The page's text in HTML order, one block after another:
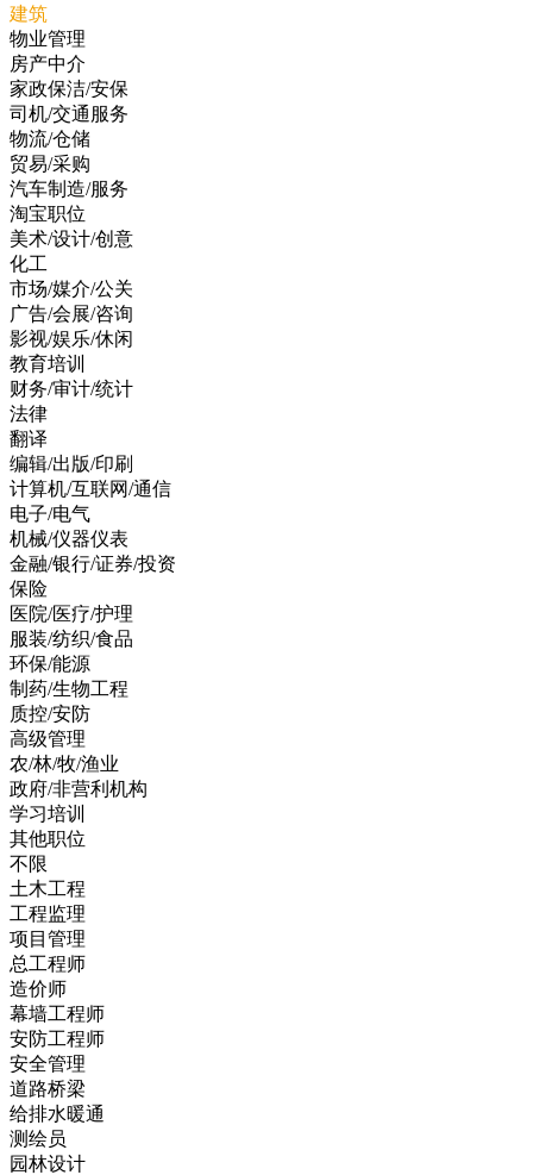
建筑
物业管理
房产中介
家政保洁/安保
司机/交通服务
物流/仓储
贸易/采购
汽车制造/服务
淘宝职位
美术/设计/创意
化工
市场/媒介/公关
广告/会展/咨询
影视/娱乐/休闲
教育培训
财务/审计/统计
法律
翻译
编辑/出版/印刷
计算机/互联网/通信
电子/电气
机械/仪器仪表
金融/银行/证券/投资
保险
医院/医疗/护理
服装/纺织/食品
环保/能源
制药/生物工程
质控/安防
高级管理
农/林/牧/渔业
政府/非营利机构
学习培训
其他职位
不限
土木工程
工程监理
项目管理
总工程师
造价师
幕墙工程师
安防工程师
安全管理
道路桥梁
给排水暖通
测绘员
园林设计